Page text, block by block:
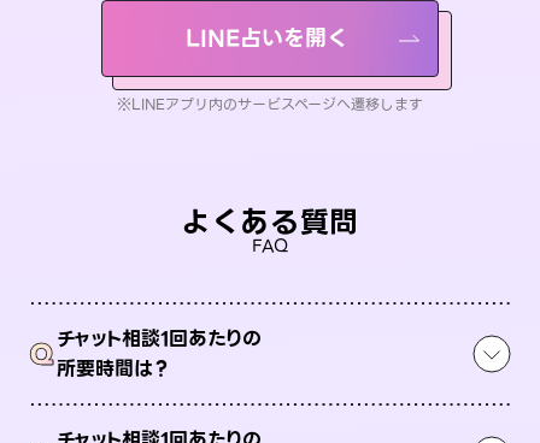
LINE占いを開く
※LINEアプリ内のサービスページへ遷移します
よくある質問
FAQ
Qチャット相談1回あたりの
所要時間は？